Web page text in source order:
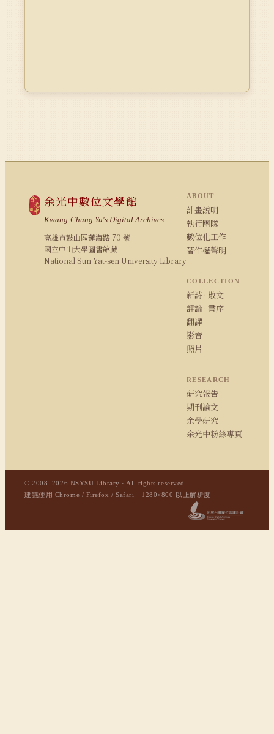
余光中數位文學館
Kwang-Chung Yu's Digital Archives
高雄市鼓山區蓮海路 70 號
國立中山大學圖書館藏
National Sun Yat-sen University Library
ABOUT
計畫說明
執行團隊
數位化工作
著作權聲明
COLLECTION
新詩 · 散文
評論 · 書序
翻譯
影音
照片
RESEARCH
研究報告
期刊論文
余學研究
余光中粉絲專頁
© 2008–2026 NSYSU Library · All rights reserved
建議使用 Chrome / Firefox / Safari · 1280×800 以上解析度